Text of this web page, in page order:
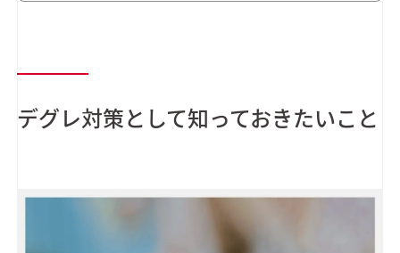
デグレ対策として知っておきたいこと